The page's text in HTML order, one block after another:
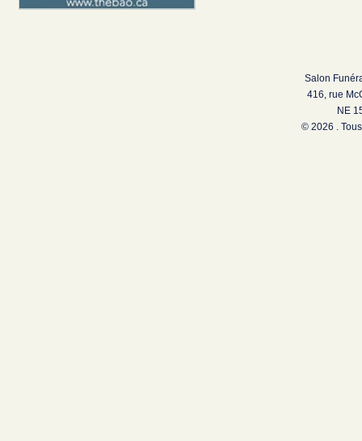
Salon
416, rue
NE
© 2026 .